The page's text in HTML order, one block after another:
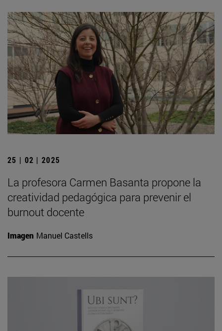
25 | 02 | 2025
La profesora Carmen Basanta propone la
creatividad pedagógica para prevenir el
burnout docente
Imagen Manuel Castells